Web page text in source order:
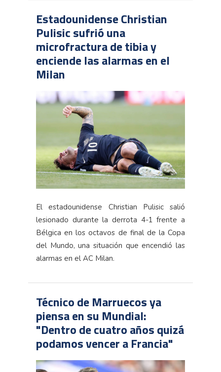
Estadounidense Christian
Pulisic sufrió una
microfractura de tibia y
enciende las alarmas en el
Milan
El estadounidense Christian Pulisic salió
lesionado durante la derrota 4-1 frente a
Bélgica en los octavos de final de la Copa
del Mundo, una situación que encendió las
alarmas en el AC Milan.
Técnico de Marruecos ya
piensa en su Mundial:
"Dentro de cuatro años quizá
podamos vencer a Francia"